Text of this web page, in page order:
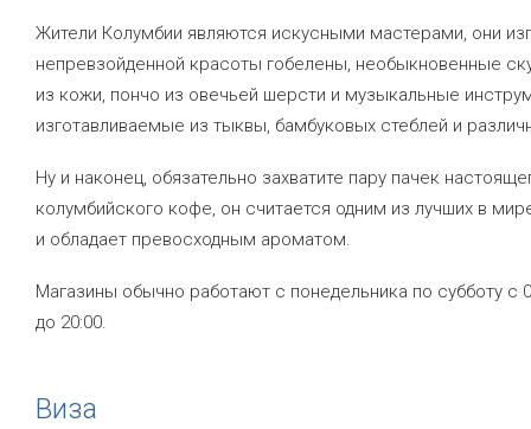
Жители Колумбии являются искусными мастерами, они
непревзойденной красоты гобелены, необыкновенные
из кожи, пончо из овечьей шерсти и музыкальные
изготавливаемые из тыквы, бамбуковых стеблей и
Ну и наконец, обязательно захватите пару пачек
колумбийского кофе, он считается одним из лучших в
и обладает превосходным ароматом.
Магазины обычно работают с понедельника по субботу с
до 20:00.
Виза